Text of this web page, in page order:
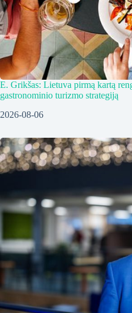
E. Grikšas: Lietuva pirmą kartą
gastronominio turizmo strategiją
2026-08-06